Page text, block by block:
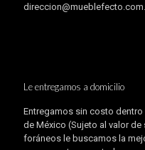
Le entregamos a domicilio
Entregamos sin costo
de México (Sujeto al valor
foráneos le buscamos la